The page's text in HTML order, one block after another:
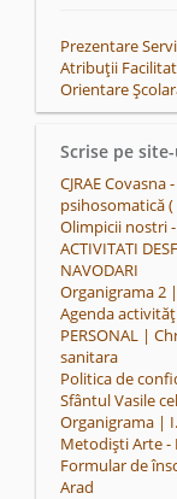
Prezentare
Atribuții
Orientare
Scrise pe
CJRAE
psihosomatică (
Olimpicii nostri
ACTIVITATI
NAVODARI
Organigrama 2
Agenda
PERSONAL |
sanitara
Politica de
Sfântul Vasile
Organigrama |
Metodiști Arte -
Formular de
Arad